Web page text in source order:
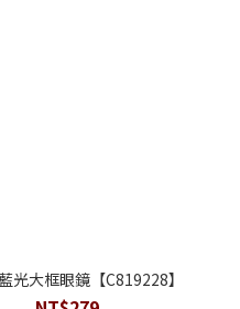
光大框眼鏡【C819228】